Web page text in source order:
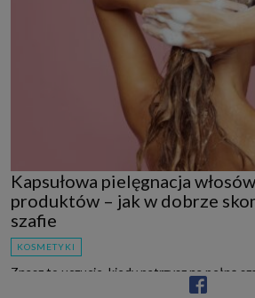
Kapsułowa pielęgnacja
produktów – jak w dobrze
szafie
KOSMETYKI
Znasz to uczucie, kiedy patrzysz na pełną
co na siebie włożyć? W łazience bardzo